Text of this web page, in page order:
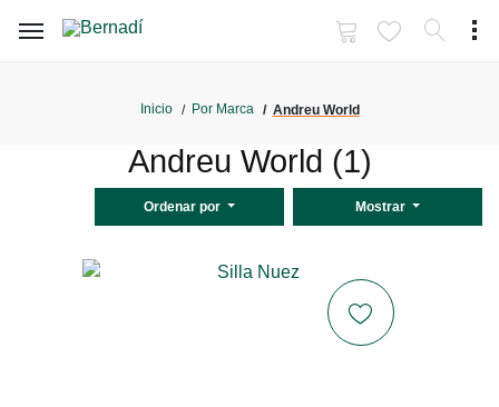
Inicio Por Marca Andreu World
Andreu World (1)
Ordenar por Mostrar